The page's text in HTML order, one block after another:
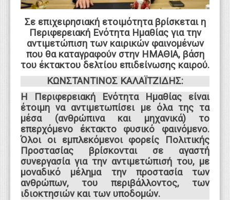
Σε επιχειρησιακή ετοιμότητα βρίσκεται η
Περιφερειακή Ενότητα Ημαθίας για την
αντιμετώπιση των καιρικών φαινομένων
που θα καταγραφούν στην ΗΜΑΘΙΑ, βάση
του έκτακτου δελτίου επιδείνωσης καιρού.
ΚΩΝΣΤΑΝΤΙΝΟΣ ΚΑΛΑΪΤΖΙΔΗΣ:
Η Περιφερειακή Ενότητα Ημαθίας είναι
έτοιμη να αντιμετωπίσει με όλα της τα
μέσα (ανθρώπινα και μηχανικά) το
επερχόμενο έκτακτο φυσικό φαινόμενο.
Όλοι οι εμπλεκόμενοι φορείς Πολιτικής
Προστασίας βρίσκονται σε αγαστή
συνεργασία για την αντιμετώπισή του, με
μοναδικό μέλημα την προστασία των
ανθρώπων, του περιβάλλοντος, των
ιδιοκτησιών και των υποδομών.